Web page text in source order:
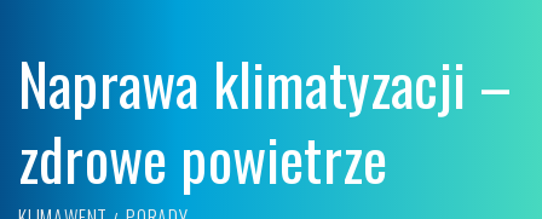
Naprawa klimatyzacji –
zdrowe powietrze